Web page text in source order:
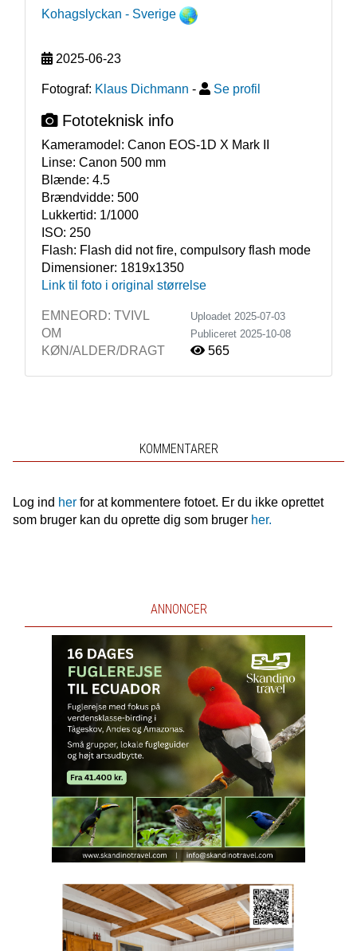
Kohagslyckan - Sverige
2025-06-23
Fotograf: Klaus Dichmann - Se profil
Fototeknisk info
Kameramodel: Canon EOS-1D X Mark II
Linse: Canon 500 mm
Blænde: 4.5
Brændvidde: 500
Lukkertid: 1/1000
ISO: 250
Flash: Flash did not fire, compulsory flash mode
Dimensioner: 1819x1350
Link til foto i original størrelse
EMNEORD: TVIVL
OM
KØN/ALDER/DRAGT
Uploadet 2025-07-03
Publiceret 2025-10-08
565
KOMMENTARER
Log ind herfor at kommentere fotoet. Er du ikke oprettet
som bruger kan du oprette dig som bruger her.
ANNONCER